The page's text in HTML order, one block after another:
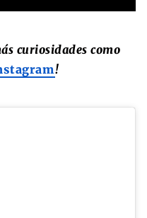
curiosidades como
!